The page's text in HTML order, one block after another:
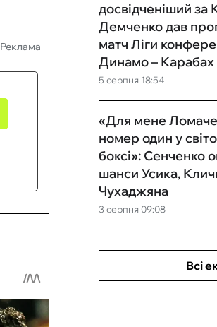
Реклама
5 серпня 18:54
досвідченіший за
Демченко дав
матч Ліги
Динамо – Карабах
3 серпня 09:08
«Для мене
номер один у
боксі»: Сенченко
шанси Усика,
Чухаджяна
Всі